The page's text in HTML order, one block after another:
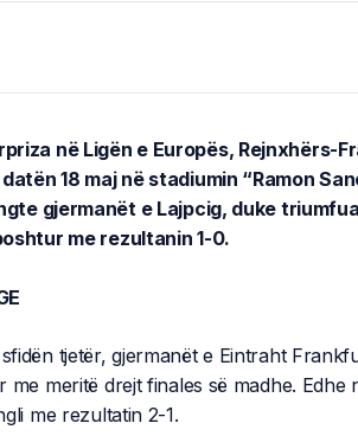
në Ligën e Europës, Rejnxhërs-
18 maj në stadiumin “Ramon
gjermanët e Lajpcig, duke
me rezultanin 1-0.
tjetër, gjermanët e Eintraht
meritë drejt finales së madhe. Edhe
me rezultatin 2-1.